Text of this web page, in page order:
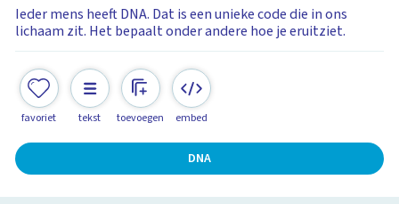
Ieder mens heeft DNA. Dat is een unieke code die in ons
lichaam zit. Het bepaalt onder andere hoe je eruitziet.
favoriet tekst toevoegen embed
DNA